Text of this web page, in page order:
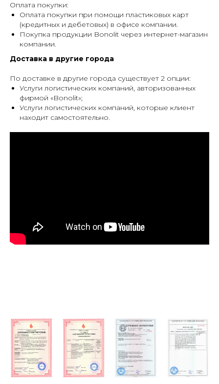
Оплата покупки:
Оплата покупки при помощи пластиковых карт
(кредитных и дебетовых) в офисе компании.
Покупка продукции Bonolit через интернет-магазин
компании.
Доставка в другие города
По доставке в другие города существует 2 опции:
Услуги логистических компаний, авторизованных
фирмой «Bonolit»;
Услуги логистических компаний, которые клиент
находит самостоятельно.